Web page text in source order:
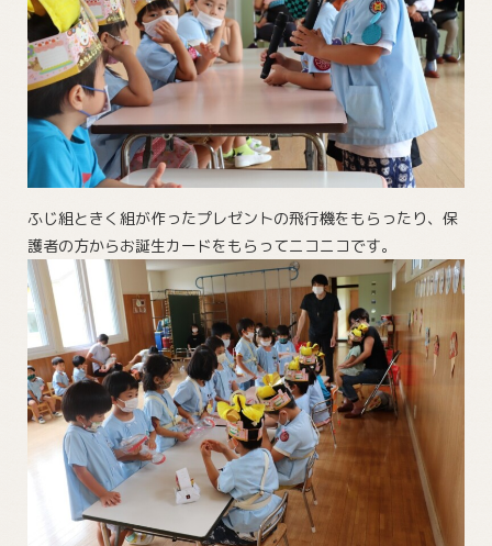
ふじ組ときく組が作ったプレゼントの飛行機をもらったり、保
護者の方からお誕生カードをもらってニコニコです。